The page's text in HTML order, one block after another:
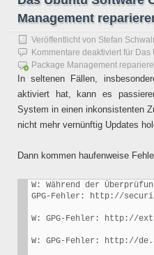
Management
Veröffentlicht von Stefan
Kommentare deaktiviert für Das
Package Management
In seltenen Fällen,
aktiviert hat, kann es
System in einen inkonsistenten
nicht mehr vernünftig Updates
Dann kommen haufenweise
W: Während der
GPG-Fehler: http://
W: GPG-Fehler: http://
W: GPG-Fehler: http://